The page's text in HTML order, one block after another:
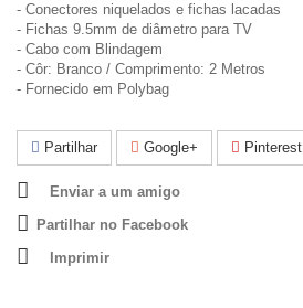
- Conectores niquelados e fichas lacadas
- Fichas 9.5mm de diâmetro para TV
- Cabo com Blindagem
- Côr: Branco / Comprimento: 2 Metros
- Fornecido em Polybag
Partilhar Google+ Pinterest
Enviar a um amigo
Partilhar no Facebook
Imprimir